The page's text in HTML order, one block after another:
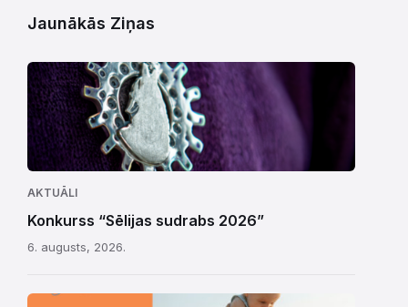
Jaunākās Ziņas
AKTUĀLI
Konkurss “Sēlijas sudrabs 2026”
6. augusts, 2026.